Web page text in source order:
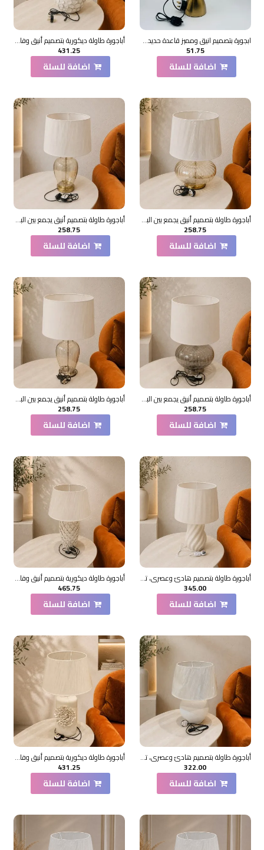
ابجورة بتصميم انيق ومميز قاعدة حديد42×16×16سم
51.75
اضافة للسلة
أباجورة طاولة ديكورية بتصميم أنيق وفاخر، تتكوّن من قاعدة خزفية بلون أبيض لامع 56×30×30سم
431.25
اضافة للسلة
أباجورة طاولة بتصميم أنيق يجمع بين البساطة والفخامة، تتكوّن من قاعدة زجاجية شفافة بشكل بيضاوي ممدود56×36×36سم
258.75
اضافة للسلة
أباجورة طاولة بتصميم أنيق يجمع بين البساطة والفخامة، تتكوّن من قاعدة زجاجية شفافة بشكل بيضاوي ممدود69×36×36سم
258.75
اضافة للسلة
أباجورة طاولة بتصميم أنيق يجمع بين البساطة والفخامة، تتكوّن من قاعدة زجاجية شفافة بشكل بيضاوي ممدود56×36×36سم
258.75
اضافة للسلة
أباجورة طاولة بتصميم أنيق يجمع بين البساطة والفخامة، تتكوّن من قاعدة زجاجية شفافة بشكل بيضاوي ممدود69×36×36سم
258.75
اضافة للسلة
أباجورة طاولة بتصميم هادئ وعصري، تتكوّن من قاعدة خزفية مستديرة تميل إلى الشكل البيضاوي،66×5×35سم
345.00
اضافة للسلة
أباجورة طاولة ديكورية بتصميم أنيق وفاخر، تتكوّن من قاعدة خزفية بلون أبيض لامع 30×30×62سم
465.75
اضافة للسلة
أباجورة طاولة بتصميم هادئ وعصري، تتكوّن من قاعدة خزفية مستديرة تميل إلى الشكل البيضاوي،53×30×30سم
322.00
اضافة للسلة
أباجورة طاولة ديكورية بتصميم أنيق وفاخر، تتكوّن من قاعدة خزفية بلون أبيض لامع 67×30×30سم
431.25
اضافة للسلة